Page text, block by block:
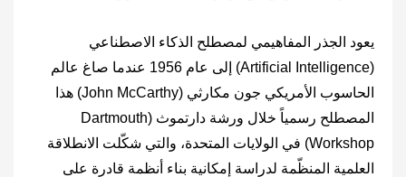
يعود الجذر المفاهيمي لمصطلح الذكاء الاصطناعي
(‎Artificial Intelligence‎) إلى عام 1956 عندما صاغ عالم
الحاسوب الأمريكي جون مكارثي (‎John McCarthy‎) هذا
المصطلح رسمياً خلال ورشة دارتموث (‎Dartmouth
Workshop‎) في الولايات المتحدة، والتي شكّلت الانطلاقة
العلمية المنظّمة لدراسة إمكانية بناء أنظمة قادرة على